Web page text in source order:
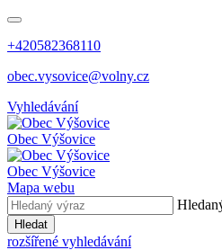
+420582368110
obec.vysovice@volny.cz
Vyhledávání
Obec Výšovice
Obec Výšovice
Mapa webu
Hledat
rozšířené vyhledávání